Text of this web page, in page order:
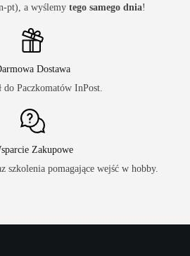
pt), a wyślemy tego samego dnia!
Dostawa
do Paczkomatów InPost.
Zakupowe
szkolenia pomagające wejść w hobby.